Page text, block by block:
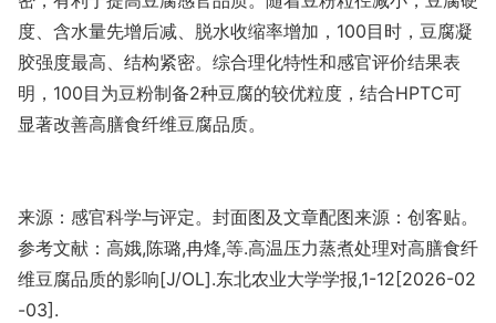
度、含水量先增后减、脱水收缩率增加，100目时，豆腐凝
胶强度最高、结构紧密。综合理化特性和感官评价结果表
明，100目为豆粉制备2种豆腐的较优粒度，结合HPTC可
显著改善高膳食纤维豆腐品质。
来源：感官科学与评定。封面图及文章配图来源：创客贴。
参考文献： 高娥,陈璐,冉烽,等.高温压力蒸煮处理对高膳食纤
维豆腐品质的影响[J/OL].东北农业大学学报,1-12[2026-02
-03].